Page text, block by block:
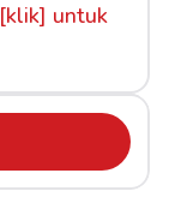
[klik] untuk